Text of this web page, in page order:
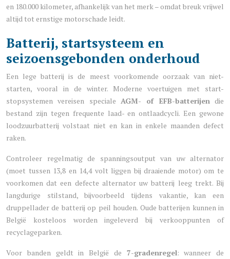
en 180.000 kilometer, afhankelijk van het merk – omdat breuk vrijwel
altijd tot ernstige motorschade leidt.
Batterij, startsysteem en
seizoensgebonden onderhoud
Een lege batterij is de meest voorkomende oorzaak van niet-
starten, vooral in de winter. Moderne voertuigen met start-
stopsystemen vereisen speciale AGM- of EFB-batterijendie
bestand zijn tegen frequente laad- en ontlaadcycli. Een gewone
loodzuurbatterij volstaat niet en kan in enkele maanden defect
raken.
Controleer regelmatig de spanningsoutput van uw alternator
(moet tussen 13,8 en 14,4 volt liggen bij draaiende motor) om te
voorkomen dat een defecte alternator uw batterij leeg trekt. Bij
langdurige stilstand, bijvoorbeeld tijdens vakantie, kan een
druppellader de batterij op peil houden. Oude batterijen kunnen in
België kosteloos worden ingeleverd bij verkooppunten of
recyclageparken.
Voor banden geldt in België de 7-gradenregel: wanneer de